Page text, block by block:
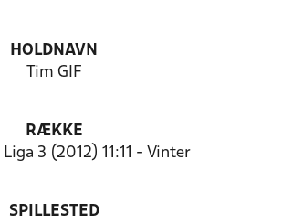
HOLDNAVN
Tim GIF
RÆKKE
Liga 3 (2012) 11:11 - Vinter
SPILLESTED